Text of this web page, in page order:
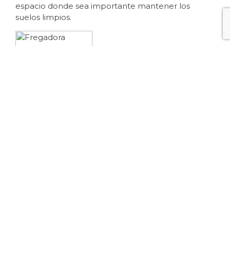
espacio donde sea importante mantener los
suelos limpios.